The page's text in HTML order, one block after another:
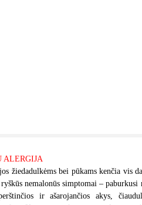
ALERGIJA
žiedadulkėms bei pūkams kenčia vis
nemalonūs simptomai – paburkusi
ir ašarojančios akys,